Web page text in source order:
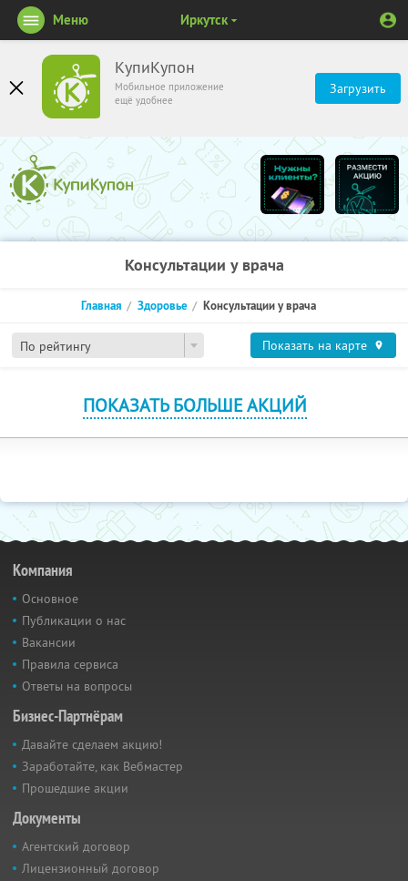
КупиКупон
Мобильное приложение
ещё удобнее
Загрузить
Меню Иркутск
Консультации у врача
По рейтингу
Главная Здоровье Консультации у врача
Показать на карте
ПОКАЗАТЬ БОЛЬШЕ АКЦИЙ
Компания
Основное
Публикации о нас
Вакансии
Правила сервиса
Ответы на вопросы
Бизнес-Партнёрам
Давайте сделаем акцию!
Заработайте, как Вебмастер
Прошедшие акции
Документы
Агентский договор
Лицензионный договор